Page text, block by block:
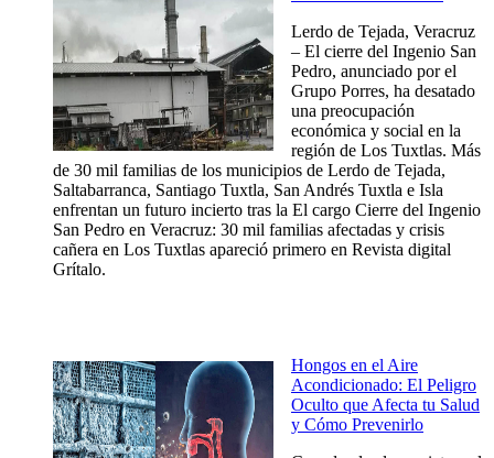
Lerdo de Tejada, Veracruz
– El cierre del Ingenio San
Pedro, anunciado por el
Grupo Porres, ha desatado
una preocupación
económica y social en la
región de Los Tuxtlas. Más
de 30 mil familias de los municipios de Lerdo de Tejada,
Saltabarranca, Santiago Tuxtla, San Andrés Tuxtla e Isla
enfrentan un futuro incierto tras la El cargo Cierre del Ingenio
San Pedro en Veracruz: 30 mil familias afectadas y crisis
cañera en Los Tuxtlas apareció primero en Revista digital
Grítalo.
Hongos en el Aire
Acondicionado: El Peligro
Oculto que Afecta tu Salud
y Cómo Prevenirlo